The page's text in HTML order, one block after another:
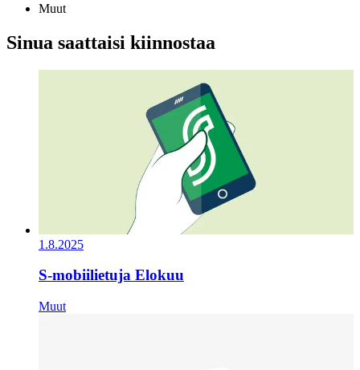
Muut
Sinua saattaisi kiinnostaa
1.8.2025
S-mobiilietuja Elokuu
Muut